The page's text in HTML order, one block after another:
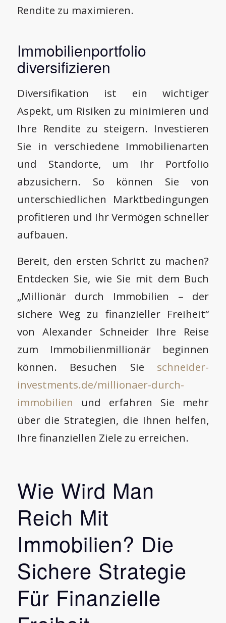
Rendite zu maximieren.
Immobilienportfolio
diversifizieren
Diversifikation ist ein wichtiger
Aspekt, um Risiken zu minimieren und
Ihre Rendite zu steigern. Investieren
Sie in verschiedene Immobilienarten
und Standorte, um Ihr Portfolio
abzusichern. So können Sie von
unterschiedlichen Marktbedingungen
profitieren und Ihr Vermögen schneller
aufbauen.
Bereit, den ersten Schritt zu machen?
Entdecken Sie, wie Sie mit dem Buch
„Millionär durch Immobilien – der
sichere Weg zu finanzieller Freiheit“
von Alexander Schneider Ihre Reise
zum Immobilienmillionär beginnen
können. Besuchen Sie schneider-
investments.de/millionaer-durch-
immobilien und erfahren Sie mehr
über die Strategien, die Ihnen helfen,
Ihre finanziellen Ziele zu erreichen.
Wie Wird Man
Reich Mit
Immobilien? Die
Sichere Strategie
Für Finanzielle